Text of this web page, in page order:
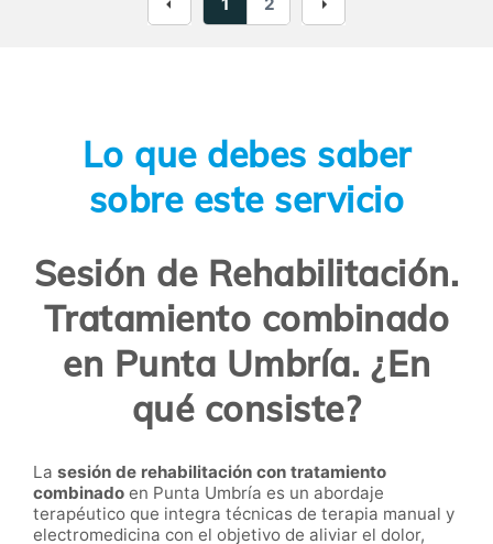
Lo que debes saber
sobre este servicio
Sesión de Rehabilitación.
Tratamiento combinado
en Punta Umbría. ¿En
qué consiste?
La sesión de rehabilitación con tratamiento
combinado en Punta Umbría es un abordaje
terapéutico que integra técnicas de terapia manual y
electromedicina con el objetivo de aliviar el dolor,